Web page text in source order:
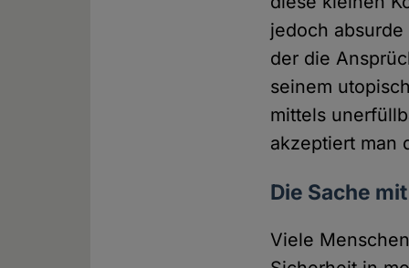
jedoch
der die
seinem
mittels
akzeptiert man
Die Sache
Viele